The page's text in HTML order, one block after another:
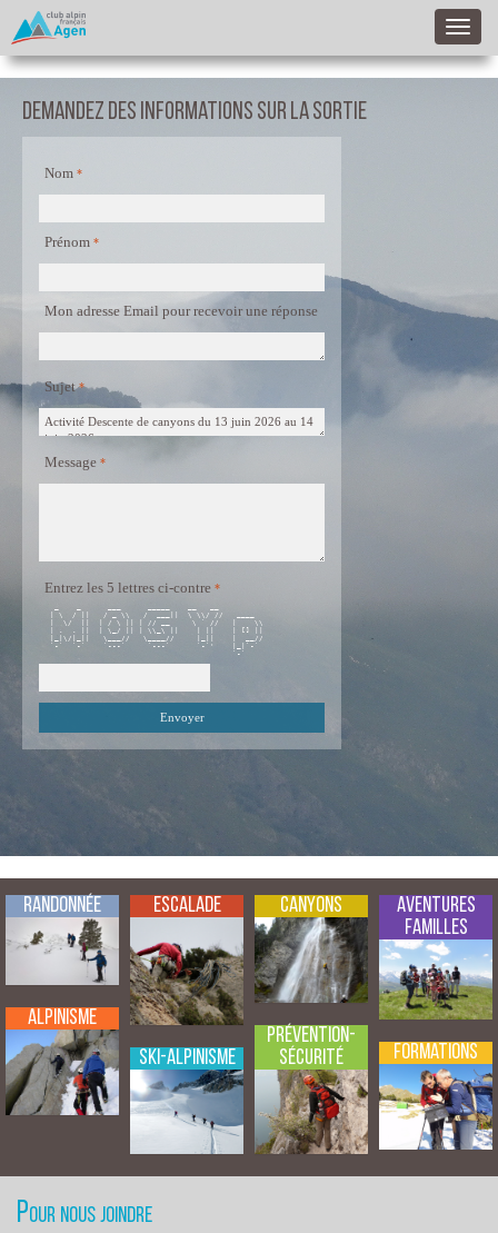
Demandez des informations sur la sortie
Nom
Prénom
Mon adresse Email pour recevoir une réponse
Sujet
Message
Entrez les 5 lettres ci-contre
| \  / ||   / _ \\   /  ___||  \ \\/ //   ____
|  \/  ||  | / \ || | // __     \ ` //   |    \\
| .  . ||  | \_/ || | \\_\ ||    | ||    | [] ||
|_|\/|_||   \___//   \____//     |_||    |  __//
`-`  `-`    `---`     `---`      `-`'    |_|`-`
Randonnée
Alpinisme
Escalade
Ski-Alpinisme
Canyons
Prévention-
Sécurité
Aventures
Familles
Formations
Pour nous joindre